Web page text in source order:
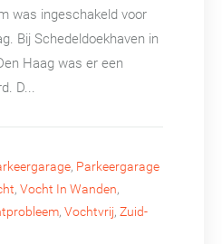
was ingeschakeld voor
Bij Schedeldoekhaven in
Haag was er een
D...
, Parkeergarage
, Vocht In Wanden,
, Vochtvrij, Zuid-